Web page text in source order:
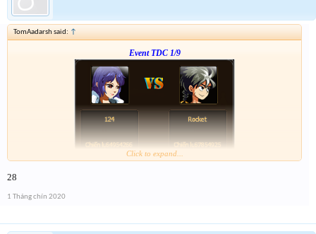
TomAadarsh said: ↑
Event TDC 1/9
Click to expand...
28
1 Tháng chín 2020